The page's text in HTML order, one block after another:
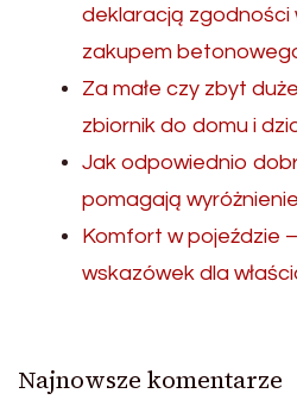
deklaracją zgodności
zakupem
Za małe czy zbyt
zbiornik do domu i
Jak odpowiednio
pomagają
Komfort w pojeździe
wskazówek dla
Najnowsze komentarze